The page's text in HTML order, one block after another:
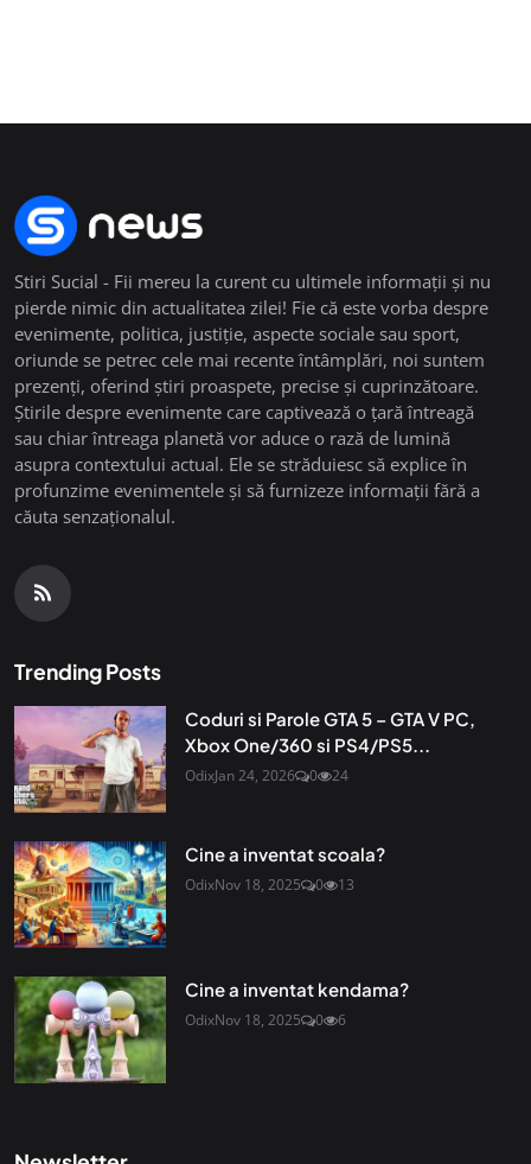
Stiri Sucial - Fii mereu la curent cu ultimele informații și nu
pierde nimic din actualitatea zilei! Fie că este vorba despre
evenimente, politica, justiție, aspecte sociale sau sport,
oriunde se petrec cele mai recente întâmplări, noi suntem
prezenți, oferind știri proaspete, precise și cuprinzătoare.
Știrile despre evenimente care captivează o țară întreagă
sau chiar întreaga planetă vor aduce o rază de lumină
asupra contextului actual. Ele se străduiesc să explice în
profunzime evenimentele și să furnizeze informații fără a
căuta senzaționalul.
Trending Posts
Coduri si Parole GTA 5 – GTA V PC,
Xbox One/360 si PS4/PS5...
OdixJan 24, 2026 0 24
Cine a inventat scoala?
OdixNov 18, 2025 0 13
Cine a inventat kendama?
OdixNov 18, 2025 0 6